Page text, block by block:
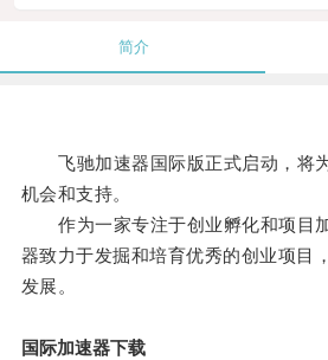
简介
飞驰加速器国际版正式启动，将
机会和支持。
作为一家专注于创业孵化和项目
器致力于发掘和培育优秀的创业项目
发展。
国际加速器下载